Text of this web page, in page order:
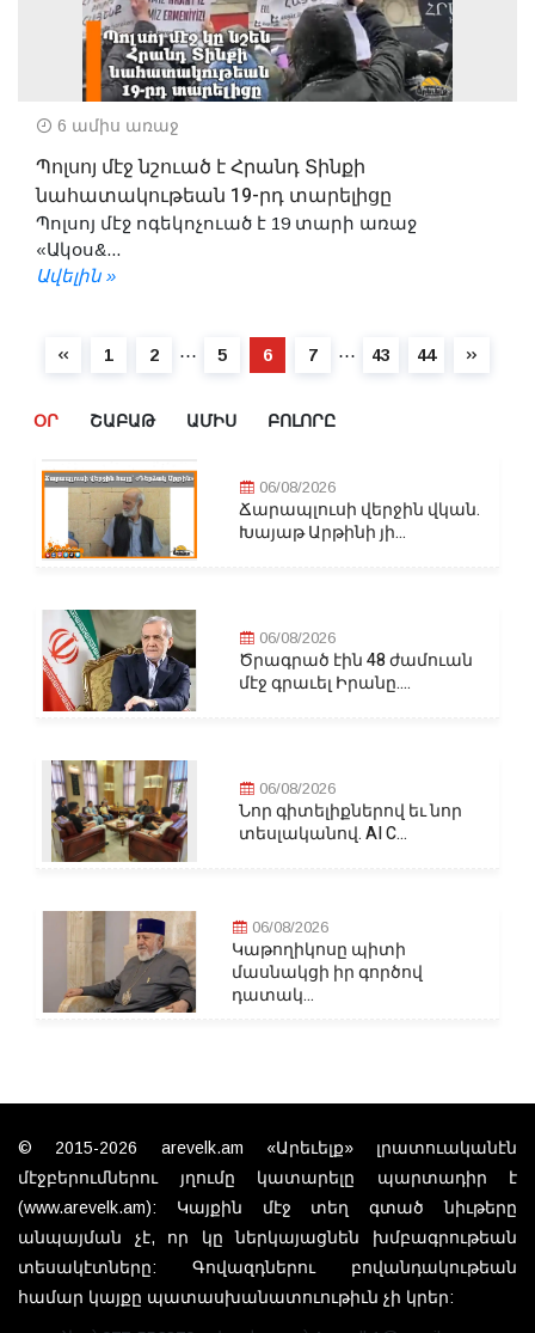
6 ամիս առաջ
Պոլսոյ մէջ նշուած է Հրանդ Տինքի
նահատակութեան 19-րդ տարելիցը
Պոլսոյ մէջ ոգեկոչուած է 19 տարի առաջ
«Ակօս&...
Ավելին »
1 2 ⋯ 5 6 7 ⋯ 43 44
ՕՐ ՇԱԲԱԹ ԱՄԻՍ ԲՈԼՈՐԸ
06/08/2026
Ճարապլուսի վերջին վկան.
Խայաթ Արթինի յի...
06/08/2026
Ծրագրած էին 48 ժամուան
մէջ գրաւել Իրանը....
06/08/2026
Նոր գիտելիքներով եւ նոր
տեսլականով. AI C...
06/08/2026
Կաթողիկոսը պիտի
մասնակցի իր գործով
դատակ...
© 2015-2026 arevelk.am «Արեւելք» լրատուականէն
մէջբերումներու յղումը կատարելը պարտադիր է
(www.arevelk.am): Կայքին մէջ տեղ գտած նիւթերը
անպայման չէ, որ կը ներկայացնեն խմբագրութեան
տեսակէտները: Գովազդներու բովանդակութեան
համար կայքը պատասխանատուութիւն չի կրեր: